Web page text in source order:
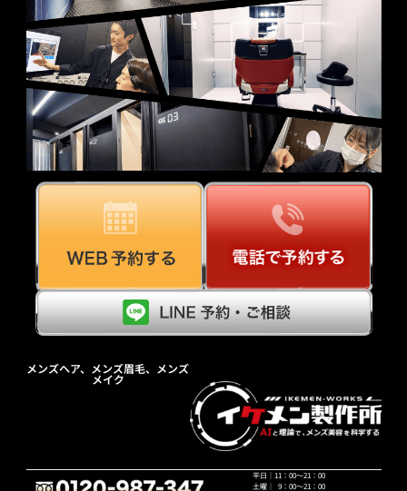
メンズヘア、メンズ眉毛、メンズ
メイク
平日｜11：00〜21：00
土曜｜ 9：00〜21：00